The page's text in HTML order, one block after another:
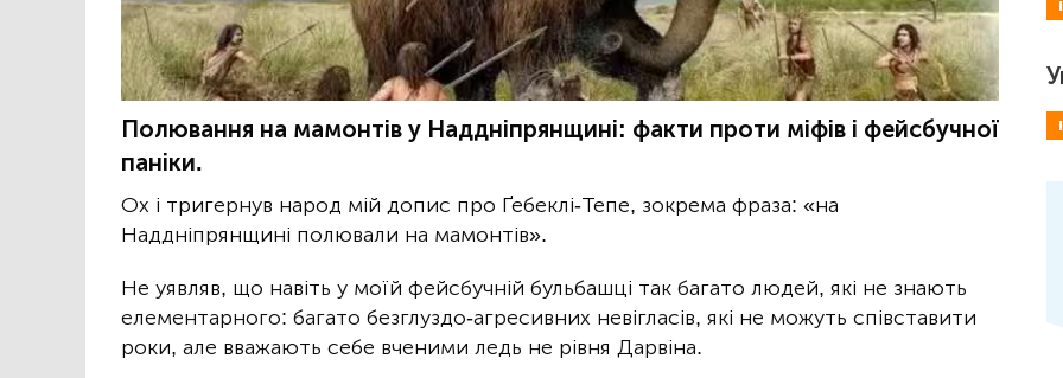
Полювання на мамонтів у Наддніпрянщині: факти проти міфів і фейсбучної
паніки.
Ох і тригернув народ мій допис про Ґебеклі-Тепе, зокрема фраза: «на
Наддніпрянщині полювали на мамонтів».
Не уявляв, що навіть у моїй фейсбучній бульбашці так багато людей, які не знають
елементарного: багато безглуздо-агресивних невігласів, які не можуть співставити
роки, але вважають себе вченими ледь не рівня Дарвіна.